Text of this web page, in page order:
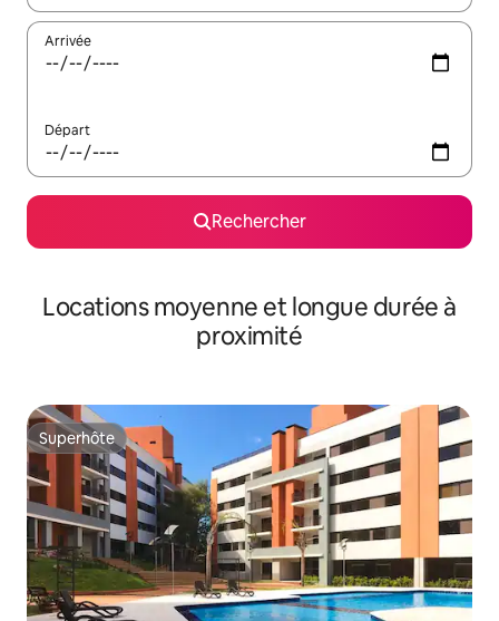
Arrivée
Départ
Rechercher
Locations moyenne et longue durée à
proximité
Superhôte
Superhôte